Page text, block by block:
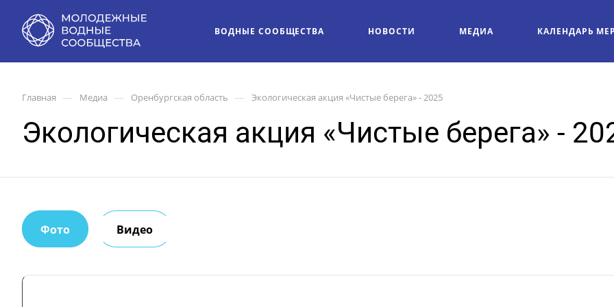
ВОДНЫЕ СООБЩЕСТВА НОВОСТИ МЕДИА КАЛЕНДАРЬ
Главная — Медиа — Оренбургская область — Экологическая акция «Чистые берега» - 2025
Экологическая акция «Чистые берега» -
Фото Видео